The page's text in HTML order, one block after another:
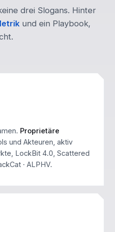
drei Slogans. Hinter
und ein Playbook,
Proprietäre
und Akteuren, aktiv
LockBit 4.0, Scattered
· ALPHV.